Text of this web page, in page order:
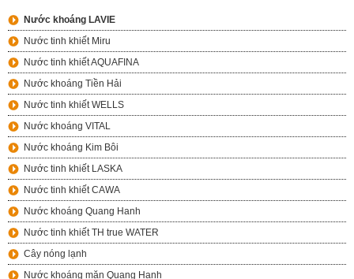
Nước khoáng LAVIE
Nước tinh khiết Miru
Nước tinh khiết AQUAFINA
Nước khoáng Tiền Hải
Nước tinh khiết WELLS
Nước khoáng VITAL
Nước khoáng Kim Bôi
Nước tinh khiết LASKA
Nước tinh khiết CAWA
Nước khoáng Quang Hanh
Nước tinh khiết TH true WATER
Cây nóng lạnh
Nước khoáng mặn Quang Hanh